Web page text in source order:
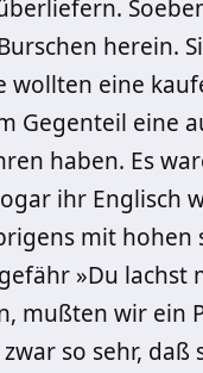
herein.
wollten eine
Gegenteil
haben. Es
ihr Eng­lisch
mit hohen
»Du lachst
mußten wir ein
so sehr,